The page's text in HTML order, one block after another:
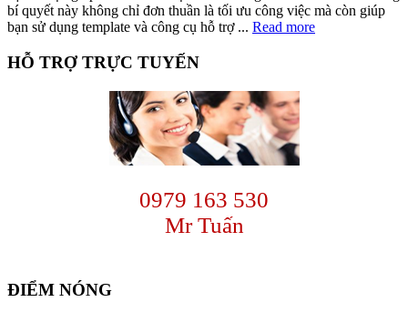
bí quyết này không chỉ đơn thuần là tối ưu công việc mà còn giúp
bạn sử dụng template và công cụ hỗ trợ ... Read more
Primary
HỖ TRỢ TRỰC TUYẾN
0979 163 530
Mr Tuấn
ĐIỂM NÓNG